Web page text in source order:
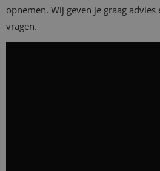
opnemen. Wij geven je graag
vragen.